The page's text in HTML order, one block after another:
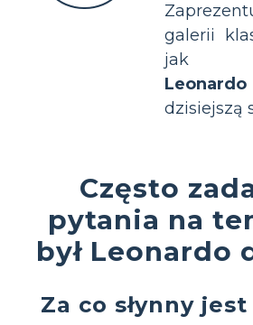
galerii
Leonardo
dzisiejszą
Często
pytania na
był Leonardo
Za co słynny